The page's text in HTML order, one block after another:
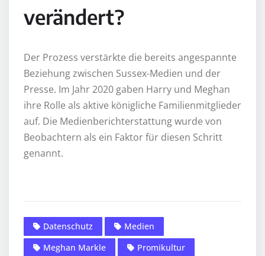
verändert?
Der Prozess verstärkte die bereits angespannte
Beziehung zwischen Sussex-Medien und der
Presse. Im Jahr 2020 gaben Harry und Meghan
ihre Rolle als aktive königliche Familienmitglieder
auf. Die Medienberichterstattung wurde von
Beobachtern als ein Faktor für diesen Schritt
genannt.
Datenschutz
Medien
Meghan Markle
Promikultur